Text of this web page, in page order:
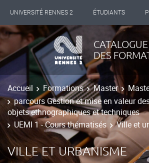
UNIVERSITÉ RENNES 2 ÉTUDIANTS
INTERNATIONAL PROFESSIONNELS
LES NOUVELLES DE RENNES 2
CATALOGUE
DES
Accueil Formations Master
parcours Gestion et mise en valeur
objets ethnographiques et techniques
UEMI 1 - Cours thématisés
Ville et
VILLE ET URBANISME